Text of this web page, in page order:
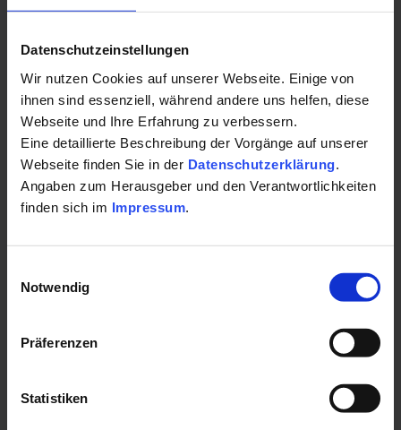
Datenschutzeinstellungen
Wir nutzen Cookies auf unserer Webseite. Einige von
ihnen sind essenziell, während andere uns helfen, diese
Webseite und Ihre Erfahrung zu verbessern.
Eine detaillierte Beschreibung der Vorgänge auf unserer
Webseite finden Sie in der Datenschutzerklärung
Angaben zum Herausgeber und den Verantwortlichkeiten
finden sich im Impressum
Notwendig
Präferenzen
Statistiken
Aktiv- und Vitalwoche
Besuch der Bade- und Saunawelt...
Detailseite